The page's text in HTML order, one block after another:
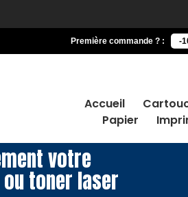
Première commande ? : -
Accueil
Papier
votre
toner laser